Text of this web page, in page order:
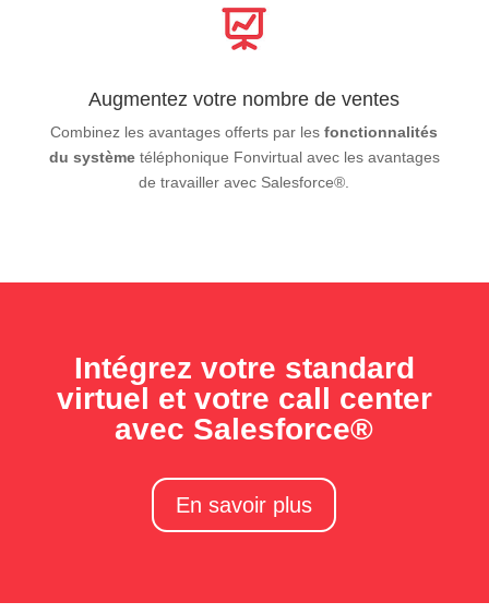
Augmentez votre nombre de ventes
Combinez les avantages offerts par les fonctionnalités
du systèmetéléphonique Fonvirtual avec les avantages
de travailler avec Salesforce®.
Intégrez votre standard
virtuel et votre call center
avec Salesforce®
En savoir plus